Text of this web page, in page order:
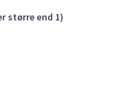
større end 1)